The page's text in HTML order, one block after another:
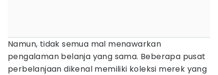
Namun, tidak semua mal menawarkan
pengalaman belanja yang sama. Beberapa pusat
perbelanjaan dikenal memiliki koleksi merek yang